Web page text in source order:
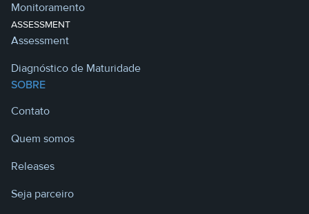
Monitoramento
ASSESSMENT
Assessment
Diagnóstico de Maturidade
SOBRE
Contato
Quem somos
Releases
Seja parceiro